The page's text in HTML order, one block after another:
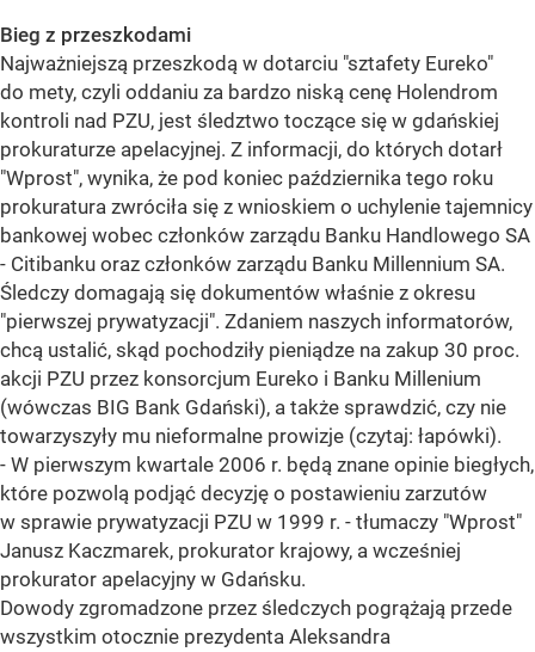
Bieg z przeszkodami
Najważniejszą przeszkodą w dotarciu "sztafety Eureko"
do mety, czyli oddaniu za bardzo niską cenę Holendrom
kontroli nad PZU, jest śledztwo toczące się w gdańskiej
prokuraturze apelacyjnej. Z informacji, do których dotarł
"Wprost", wynika, że pod koniec października tego roku
prokuratura zwróciła się z wnioskiem o uchylenie tajemnicy
bankowej wobec członków zarządu Banku Handlowego SA
- Citibanku oraz członków zarządu Banku Millennium SA.
Śledczy domagają się dokumentów właśnie z okresu
"pierwszej prywatyzacji". Zdaniem naszych informatorów,
chcą ustalić, skąd pochodziły pieniądze na zakup 30 proc.
akcji PZU przez konsorcjum Eureko i Banku Millenium
(wówczas BIG Bank Gdański), a także sprawdzić, czy nie
towarzyszyły mu nieformalne prowizje (czytaj: łapówki).
- W pierwszym kwartale 2006 r. będą znane opinie biegłych,
które pozwolą podjąć decyzję o postawieniu zarzutów
w sprawie prywatyzacji PZU w 1999 r. - tłumaczy "Wprost"
Janusz Kaczmarek, prokurator krajowy, a wcześniej
prokurator apelacyjny w Gdańsku.
Dowody zgromadzone przez śledczych pogrążają przede
wszystkim otocznie prezydenta Aleksandra